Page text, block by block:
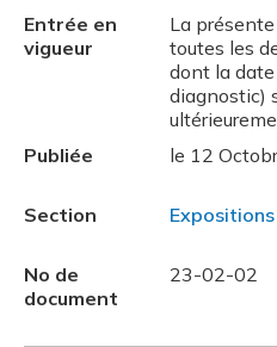
Entrée en
vigueur
La
toutes les
dont la date
diagnostic)
Publiée
le 12
Section
No de
document
23-02-02